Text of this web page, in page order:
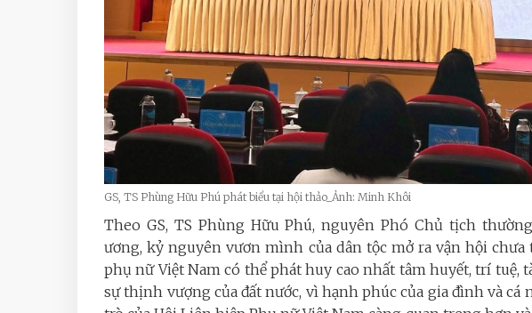
GS, TS Phùng Hữu Phú phát biểu tại hội thảo_Ảnh: Minh Khôi
Theo GS, TS Phùng Hữu Phú,nguyên Phó Chủ tịch
ương, kỷ nguyên vươn mình của dân tộc mở ra vận hội chưa
phụ nữ Việt Nam có thể phát huy cao nhất tâm huyết, trí tuệ,
sự thịnh vượng của đất nước, vì hạnh phúc của gia đình và cá